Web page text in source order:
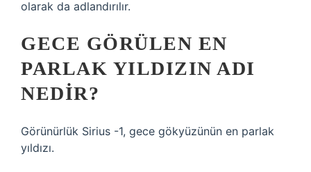
olarak da adlandırılır.
GECE GÖRÜLEN EN
PARLAK YILDIZIN ADI
NEDIR?
Görünürlük Sirius -1, gece gökyüzünün en parlak
yıldızı.